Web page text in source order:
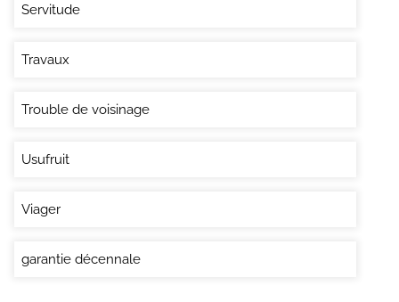
Servitude
Travaux
Trouble de voisinage
Usufruit
Viager
garantie décennale